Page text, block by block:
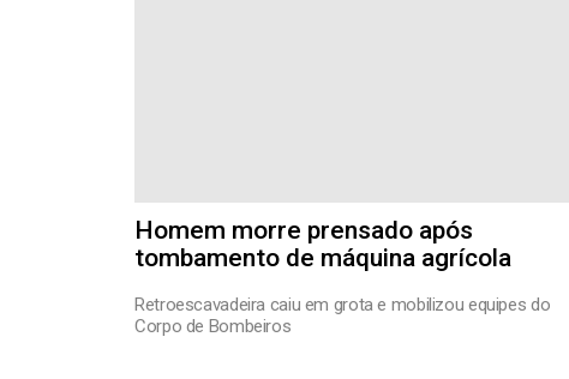
Homem morre prensado após
tombamento de máquina agrícola
Retroescavadeira caiu em grota e mobilizou equipes do
Corpo de Bombeiros